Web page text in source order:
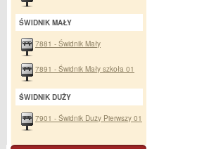
ŚWIDNIK MAŁY
7881 - Świdnik Mały
7891 - Świdnik Mały szkoła 01
ŚWIDNIK DUŻY
7901 - Świdnik Duży Pierwszy 01